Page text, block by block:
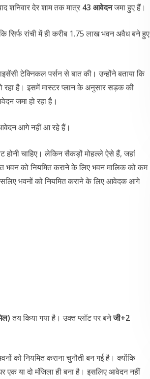
शनिवार देर शाम तक मात्र 43 आवेदनजमा हुए हैं।
रांची में ही करीब 1.75 लाख भवन अवैध बने हुए
टेक्निकल पर्सन से बात की। उन्होंने बताया कि
रहा है। इसमें मास्टर प्लान के अनुसार सड़क की
जमा हो रहा है।
आगे नहीं आ रहे हैं।
चाहिए। लेकिन सैकड़ों मोहल्ले ऐसे हैं, जहां
को नियमित कराने के लिए भवन मालिक को कम
भवनों को नियमित कराने के लिए आवेदक आगे
तय किया गया है। उक्त प्लॉट पर बनेजी+2
को नियमित कराना चुनौती बन गई है। क्योंकि
एक या दो मंजिला ही बना है। इसलिए आवेदन नहीं